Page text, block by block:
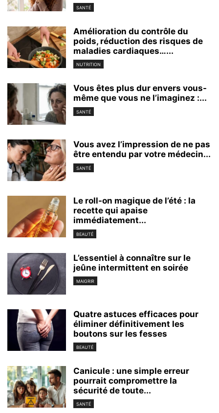
SANTÉ
Amélioration du contrôle du
poids, réduction des risques de
maladies cardiaques…...
NUTRITION
Vous êtes plus dur envers vous-
même que vous ne l’imaginez :...
SANTÉ
Vous avez l’impression de ne pas
être entendu par votre médecin...
SANTÉ
Le roll-on magique de l’été : la
recette qui apaise
immédiatement...
BEAUTÉ
L’essentiel à connaître sur le
jeûne intermittent en soirée
MAIGRIR
Quatre astuces efficaces pour
éliminer définitivement les
boutons sur les fesses
BEAUTÉ
Canicule : une simple erreur
pourrait compromettre la
sécurité de toute...
SANTÉ